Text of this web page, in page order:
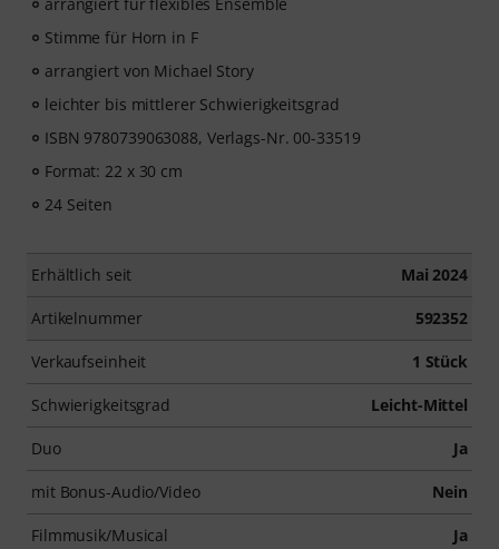
Stimme für Horn in F
arrangiert von Michael Story
leichter bis mittlerer Schwierigkeitsgrad
ISBN 9780739063088, Verlags-Nr. 00-33519
Format: 22 x 30 cm
24 Seiten
Erhältlich seit Mai 2024
Artikelnummer 592352
Verkaufseinheit 1 Stück
Schwierigkeitsgrad Leicht-Mittel
Duo Ja
mit Bonus-Audio/Video Nein
Filmmusik/Musical Ja